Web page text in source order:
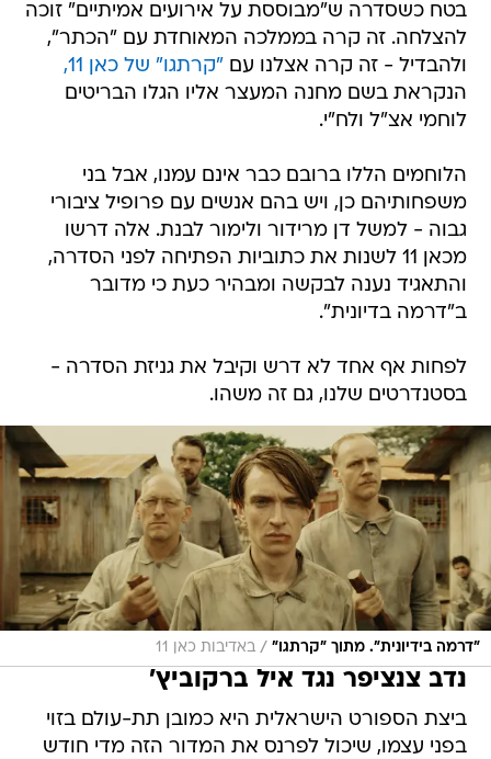
בטח כשסדרה ש"מבוססת על אירועים אמיתיים" זוכה
להצלחה. זה קרה בממלכה המאוחדת עם "הכתר",
ולהבדיל - זה קרה אצלנו עם "קרתגו" של כאן 11,
הנקראת בשם מחנה המעצר אליו הגלו הבריטים
לוחמי אצ"ל ולח"י.
הלוחמים הללו ברובם כבר אינם עמנו, אבל בני
משפחותיהם כן, ויש בהם אנשים עם פרופיל ציבורי
גבוה - למשל דן מרידור ולימור לבנת. אלה דרשו
מכאן 11 לשנות את כתוביות הפתיחה לפני הסדרה,
והתאגיד נענה לבקשה ומבהיר כעת כי מדובר
ב"דרמה בדיונית".
לפחות אף אחד לא דרש וקיבל את גניזת הסדרה -
בסטנדרטים שלנו, גם זה משהו.
"דרמה בידיונית". מתוך "קרתגו" / באדיבות כאן 11
נדב צנציפר נגד איל ברקוביץ'
ביצת הספורט הישראלית היא כמובן תת-עולם בזוי
בפני עצמו, שיכול לפרנס את המדור הזה מדי חודש